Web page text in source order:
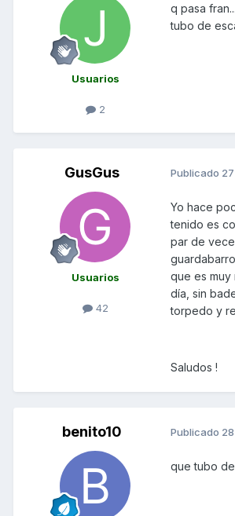
Usuarios
2
q pasa
tubo de
GusGus
Usuarios
42
Publicado
Yo hace
tenido es
par de
que es muy
día, sin
torpedo y
Saludos !
benito10 Publicado
que tubo